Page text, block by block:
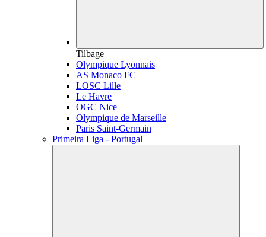
Tilbage
Olympique Lyonnais
AS Monaco FC
LOSC Lille
Le Havre
OGC Nice
Olympique de Marseille
Paris Saint-Germain
Primeira Liga - Portugal